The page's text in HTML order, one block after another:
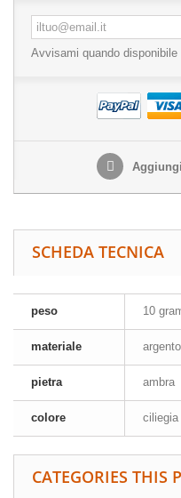
Avvisami quando disponibile
SCHEDA TECNICA
peso 10
materiale
pietra ambra
colore ciliegia
CATEGORIES THIS